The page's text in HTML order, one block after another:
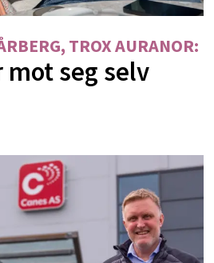
TROX AURANOR:
seg selv